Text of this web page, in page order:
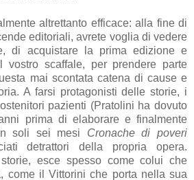
altrettanto efficace: alla fine di
editoriali, avrete voglia di vedere
di acquistare la prima edizione e
scaffale, per prendere parte
mai scontata catena di cause e
A farsi protagonisti delle storie, i
pazienti (Pratolini ha dovuto
prima di elaborare e finalmente
soli sei mesi Cronache di poveri
detrattori della propria opera.
esce spesso come colui che
come il Vittorini che porta nella sua